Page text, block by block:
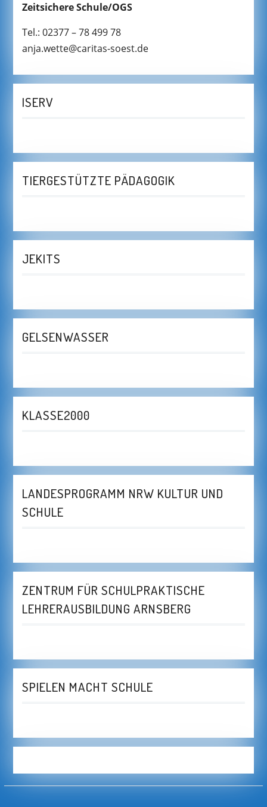
Zeitsichere Schule/OGS
Tel.: 02377 – 78 499 78
anja.wette@caritas-soest.de
ISERV
TIERGESTÜTZTE PÄDAGOGIK
JEKITS
GELSENWASSER
KLASSE2000
LANDESPROGRAMM NRW KULTUR UND
SCHULE
ZENTRUM FÜR SCHULPRAKTISCHE
LEHRERAUSBILDUNG ARNSBERG
SPIELEN MACHT SCHULE